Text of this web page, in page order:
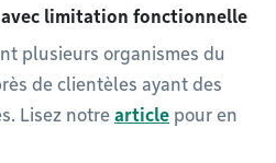
limitation fonctionnelle
plusieurs organismes du
de clientèles ayant des
Lisez notre article pour en